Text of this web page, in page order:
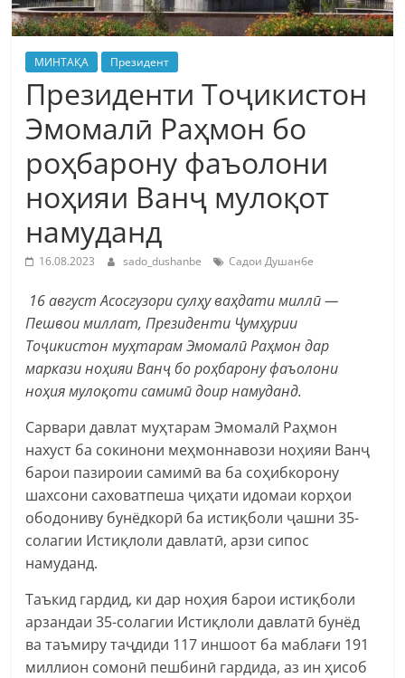
МИНТАҚА Президент
Президенти Тоҷикистон
Эмомалӣ Раҳмон бо
роҳбарону фаъолони
ноҳияи Ванҷ мулоқот
намуданд
16.08.2023 sado_dushanbe Садои Душанбе
16 август Асосгузори сулҳу ваҳдати миллӣ —
Пешвои миллат, Президенти Ҷумҳурии
Тоҷикистон муҳтарам Эмомалӣ Раҳмон дар
маркази ноҳияи Ванҷ бо роҳбарону фаъолони
ноҳия мулоқоти самимӣ доир намуданд.
Сарвари давлат муҳтарам Эмомалӣ Раҳмон
нахуст ба сокинони меҳмоннавози ноҳияи Ванҷ
барои пазироии самимӣ ва ба соҳибкорону
шахсони саховатпеша ҷиҳати идомаи корҳои
ободониву бунёдкорӣ ба истиқболи ҷашни 35-
солагии Истиқлоли давлатӣ, арзи сипос
намуданд.
Таъкид гардид, ки дар ноҳия барои истиқболи
арзандаи 35-солагии Истиқлоли давлатӣ бунёд
ва таъмиру таҷдиди 117 иншоот ба маблағи 191
миллион сомонӣ пешбинӣ гардида, аз ин ҳисоб